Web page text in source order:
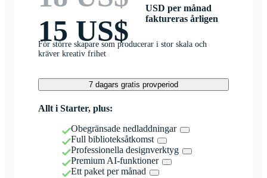
15 US$
USD per månad
faktureras årligen
För större skapare som producerar i stor skala och
kräver kreativ frihet
7 dagars gratis provperiod
Allt i Starter, plus:
Obegränsade nedladdningar
Full biblioteksåtkomst
Professionella designverktyg
Premium AI-funktioner
Ett paket per månad